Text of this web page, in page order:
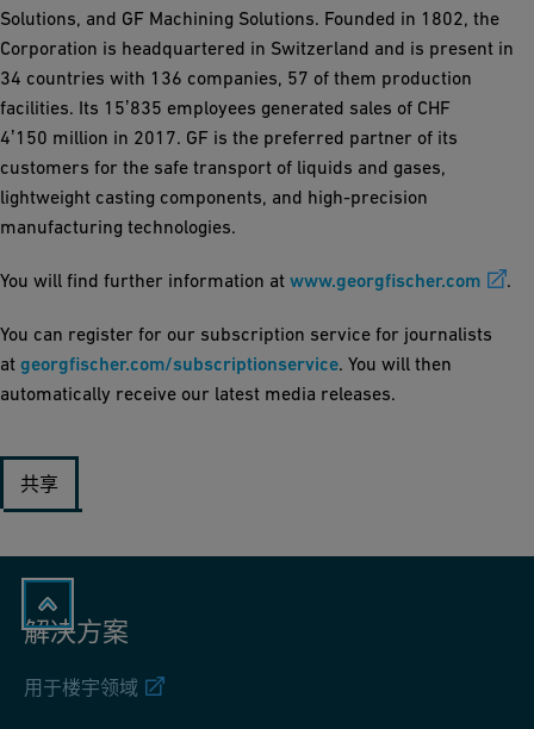
Solutions, and GF Machining Solutions. Founded in 1802, the
Corporation is headquartered in Switzerland and is present in
34 countries with 136 companies, 57 of them production
facilities. Its 15ʼ835 employees generated sales of CHF
4ʼ150 million in 2017. GF is the preferred partner of its
customers for the safe transport of liquids and gases,
lightweight casting components, and high-precision
manufacturing technologies.
You will find further information at www.georgfischer.com .
You can register for our subscription service for journalists
at georgfischer.com/subscriptionservice. You will then
automatically receive our latest media releases.
共享
解决方案
用于楼宇领域